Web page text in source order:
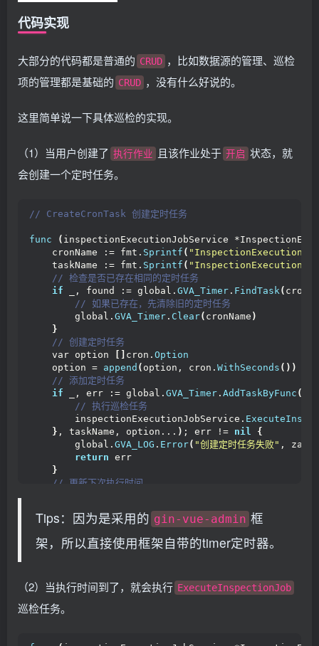
代码实现
大部分的代码都是普通的 CRUD ，比如数据源的管理、巡检
项的管理都是基础的 CRUD ，没有什么好说的。
这里简单说一下具体巡检的实现。
（1）当用户创建了 执行作业 且该作业处于 开启 状态，就
会创建一个定时任务。
// CreateCronTask 创建定时任务
func ( inspectionExecutionJobService
    cronName := fmt.
Sprintf (
    taskName := fmt.
Sprintf (
// 检查是否已存在相同的定时任务
if _, found := global. GVA_Timer . FindTask(
// 如果已存在，先清除旧的定时任务
        global.
GVA_Timer . Clear( cronName )
}
// 创建定时任务
    var option
cron. Option
    option =
append ( option, cron. WithSeconds ())
// 添加定时任务
if _, err := global. GVA_Timer . AddTaskByFunc (
// 执行巡检任务
        inspectionExecutionJobService.
} , taskName, option... ) ; err != nil
{
        global.
GVA_LOG . Error( "创建定时任务失败" , zap.
return err
}
// 更新下次执行时间
= &nextTime
// 更新数据库中的记录
"next_run_time": job.NextRunTime,
Tips：因为是采用的 gin-vue-admin 框
架，所以直接使用框架自带的timer定时器。
（2）当执行时间到了，就会执行 ExecuteInspectionJob
巡检任务。